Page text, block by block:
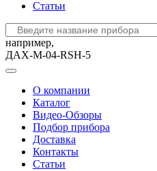
Статьи
например,
ДАХ-М-04-RSH-5
О компании
Каталог
Видео-Обзоры
Подбор прибора
Доставка
Контакты
Статьи